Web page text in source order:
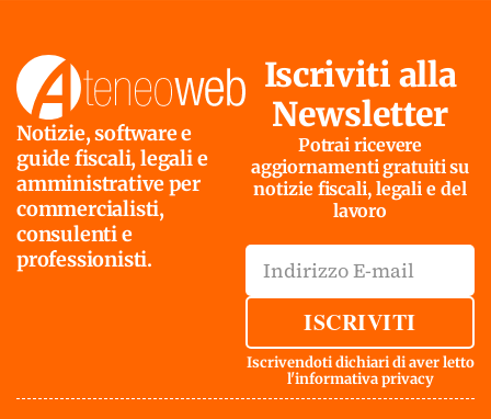
Notizie, software e
guide fiscali, legali e
amministrative per
commercialisti,
consulenti e
professionisti.
Iscriviti alla
Newsletter
Potrai ricevere
aggiornamenti gratuiti su
notizie fiscali, legali e del
lavoro
ISCRIVITI
Iscrivendoti dichiari di aver letto
l'informativa privacy